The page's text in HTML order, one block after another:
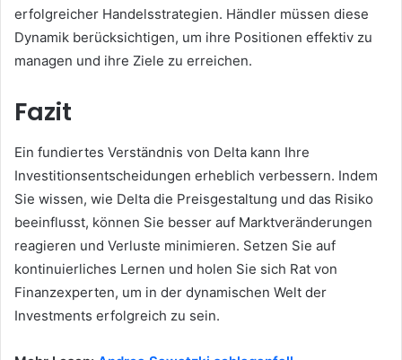
erfolgreicher Handelsstrategien. Händler müssen diese
Dynamik berücksichtigen, um ihre Positionen effektiv zu
managen und ihre Ziele zu erreichen.
Fazit
Ein fundiertes Verständnis von Delta kann Ihre
Investitionsentscheidungen erheblich verbessern. Indem
Sie wissen, wie Delta die Preisgestaltung und das Risiko
beeinflusst, können Sie besser auf Marktveränderungen
reagieren und Verluste minimieren. Setzen Sie auf
kontinuierliches Lernen und holen Sie sich Rat von
Finanzexperten, um in der dynamischen Welt der
Investments erfolgreich zu sein.